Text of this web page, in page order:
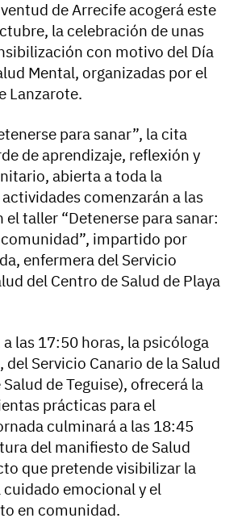
de Arrecife acogerá este
la celebración de unas
con motivo del Día
Mental, organizadas por el
Lanzarote.
para sanar”, la cita
de aprendizaje, reflexión y
abierta a toda la
comenzarán a las
taller “Detenerse para sanar:
impartido por
enfermera del Servicio
del Centro de Salud de Playa
las 17:50 horas, la psicóloga
del Servicio Canario de la Salud
de Teguise), ofrecerá la
prácticas para el
culminará a las 18:45
del manifiesto de Salud
que pretende visibilizar la
emocional y el
en comunidad.